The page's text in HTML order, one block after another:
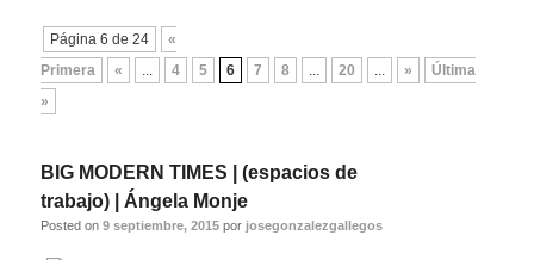
contenido
principal
contenido
secundario
Navegador
de
artículos
Página 6 de 24
«
Primera
« ... 4 5 6 7 8 ... 20 ... »
Última
»
BIG MODERN TIMES | (espacios de
trabajo) | Ángela Monje
Posted on9 septiembre, 2015 por josegonzalezgallegos